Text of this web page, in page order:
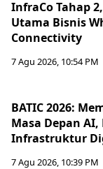
InfraCo Tahap
Utama Bisnis
Connectivity
7 Agu 2026, 10:54 PM
BATIC 2026:
Masa Depan
Infrastruktur
7 Agu 2026, 10:39 PM